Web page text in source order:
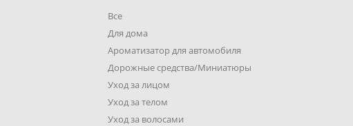
Все
Для дома
Ароматизатор для автомобиля
Дорожные средства/Миниатюры
Уход за лицом
Уход за телом
Уход за волосами